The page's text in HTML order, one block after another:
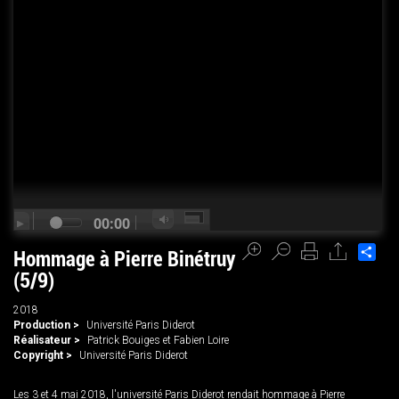
00:00
Hommage à Pierre Binétruy
(5/9)
2018
Production >
Université Paris Diderot
Réalisateur >
Patrick Bouiges et Fabien Loire
Copyright >
Université Paris Diderot
Les 3 et 4 mai 2018, l'université Paris Diderot rendait hommage à Pierre